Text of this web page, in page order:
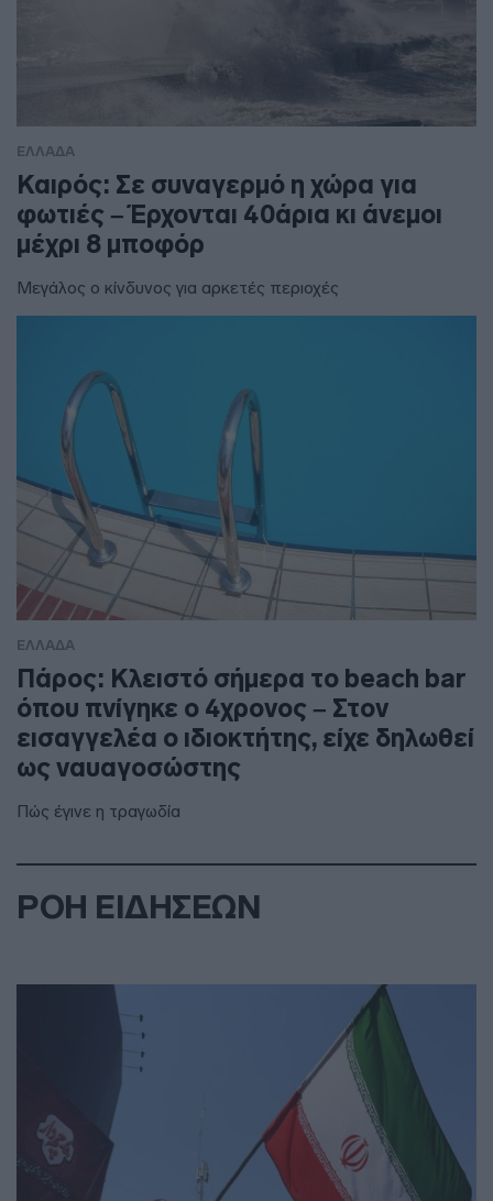
ΕΛΛΑΔΑ
Καιρός: Σε συναγερμό η χώρα για
φωτιές – Έρχονται 40άρια κι άνεμοι
μέχρι 8 μποφόρ
Μεγάλος ο κίνδυνος για αρκετές περιοχές
ΕΛΛΑΔΑ
Πάρος: Κλειστό σήμερα το beach bar
όπου πνίγηκε ο 4χρονος – Στον
εισαγγελέα ο ιδιοκτήτης, είχε δηλωθεί
ως ναυαγοσώστης
Πώς έγινε η τραγωδία
ΡΟΗ ΕΙΔΗΣΕΩΝ